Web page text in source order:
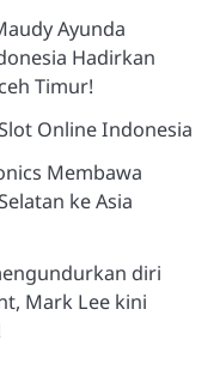
Ayunda
Hadirkan
Timur!
Online Indonesia
Membawa
ke Asia
diri
Mark Lee kini